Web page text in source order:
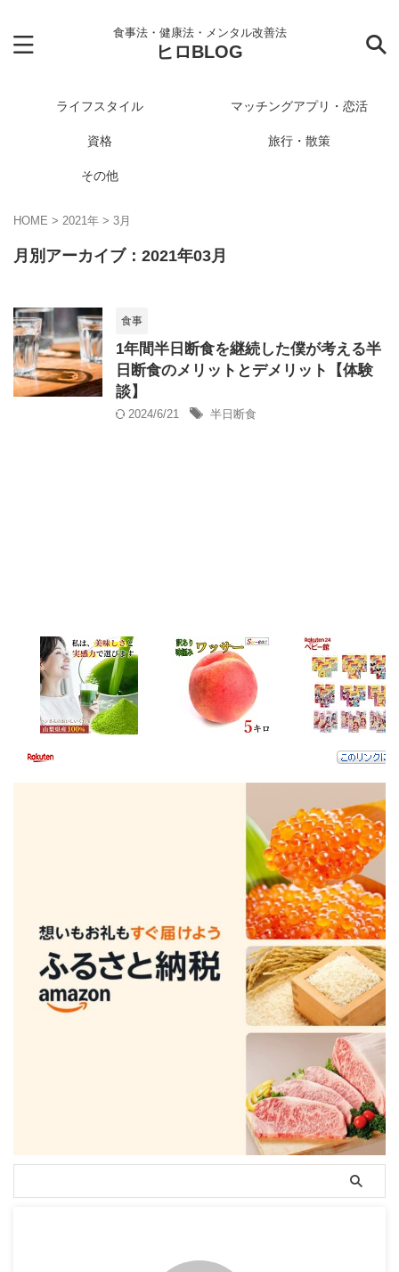
食事法・健康法・メンタル改善法
ヒロBLOG
ライフスタイル マッチングアプリ・恋活
資格 旅行・散策
その他
HOME > 2021年 > 3月
月別アーカイブ：2021年03月
食事
1年間半日断食を継続した僕が考える半
日断食のメリットとデメリット【体験
談】
2024/6/21 半日断食